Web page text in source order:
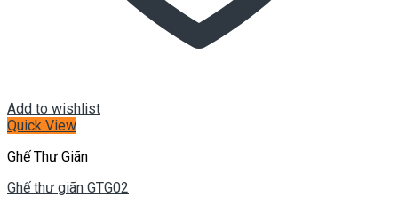
Add to wishlist
Quick View
Ghế Thư Giãn
Ghế thư giãn GTG02